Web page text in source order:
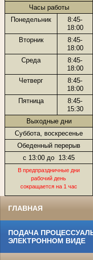
Часы работы
Понедельник
8:45-
18:00
Вторник
8:45-
18:00
Среда
8:45-
18:00
Четверг
8:45-
18:00
Пятница
8:45-
15:30
Выходные дни
Суббота, воскресенье
Обеденный перерыв
с 13:00 до 13:45
В предпраздничные дни
рабочий день
сокращается на 1 час
ГЛАВНАЯ
ПОДАЧА
ЭЛЕКТРОННОМ ВИДЕ